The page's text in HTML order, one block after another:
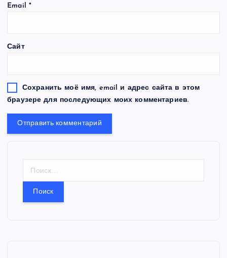
Email *
Сайт
Сохранить моё имя, email и адрес сайта в этом
браузере для последующих моих комментариев.